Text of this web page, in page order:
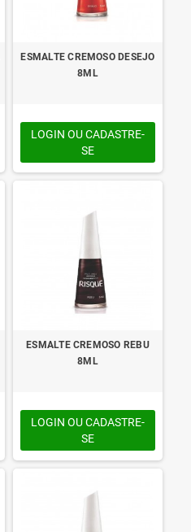
ESMALTE CREMOSO DESEJO
8ML
LOGIN OU CADASTRE-
SE
ESMALTE CREMOSO REBU
8ML
LOGIN OU CADASTRE-
SE